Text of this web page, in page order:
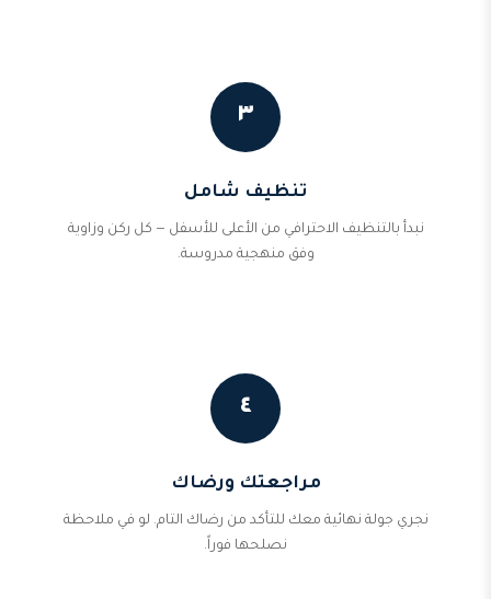
٣
تنظيف شامل
نبدأ بالتنظيف الاحترافي من الأعلى للأسفل — كل ركن وزاوية
وفق منهجية مدروسة.
٤
مراجعتك ورضاك
نجري جولة نهائية معك للتأكد من رضاك التام. لو في ملاحظة
نصلحها فوراً.